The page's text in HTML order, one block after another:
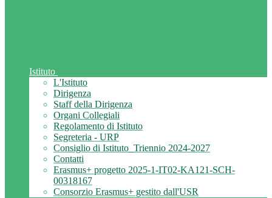
Istituto
L'Istituto
Dirigenza
Staff della Dirigenza
Organi Collegiali
Regolamento di Istituto
Segreteria - URP
Consiglio di Istituto_Triennio 2024-2027
Contatti
Erasmus+ progetto 2025-1-IT02-KA121-SCH-
00318167
Consorzio Erasmus+ gestito dall'USR